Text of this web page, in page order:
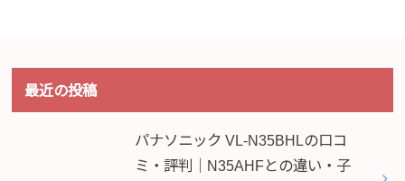
最近の投稿
パナソニック VL-N35BHLの口コ
ミ・評判｜N35AHFとの違い・子